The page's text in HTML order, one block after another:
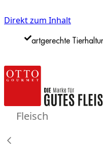
Direkt zum Inhalt
artgerechte
Fleisch